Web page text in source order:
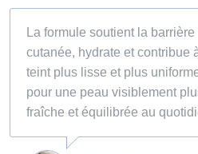
La formule soutient la barrière
cutanée, hydrate et contribue
teint plus lisse et plus
pour une peau visiblement
fraîche et équilibrée au